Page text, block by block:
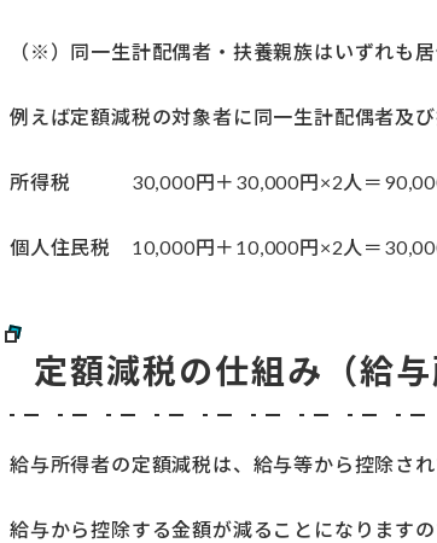
（※）同一生計配偶者・扶養親族はいずれも居
例えば定額減税の対象者に同一生計配偶者及
所得税 30,000円＋30,000円×2人＝
個人住民税 10,000円＋10,000円×2人＝
定額減税の仕組み（給与
給与所得者の定額減税は、給与等から控除さ
給与から控除する金額が減ることになります